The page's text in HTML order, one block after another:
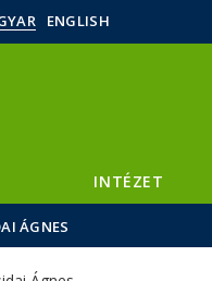
ENGLISH
INTÉZET
ÁGNES